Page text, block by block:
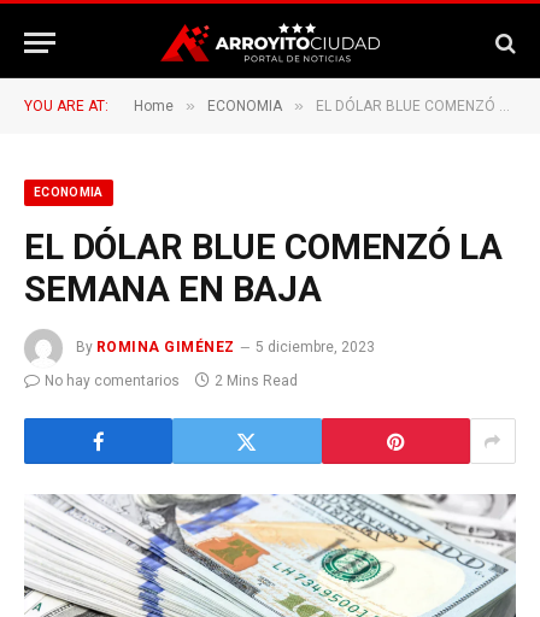
YOU ARE AT: Home » ECONOMIA » EL DÓLAR BLUE COMENZÓ LA SEMANA EN BAJA
ECONOMIA
EL DÓLAR BLUE COMENZÓ LA
SEMANA EN BAJA
By ROMINA GIMÉNEZ
5 diciembre, 2023
No hay comentarios
2 Mins Read